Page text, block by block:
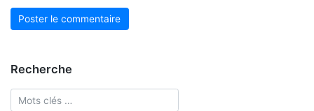
Recherche